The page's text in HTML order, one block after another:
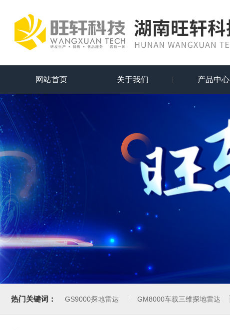
网站首页 关于我们 产品中心
热门关键词： GS9000探地雷达 GM8000车载三维探地雷达